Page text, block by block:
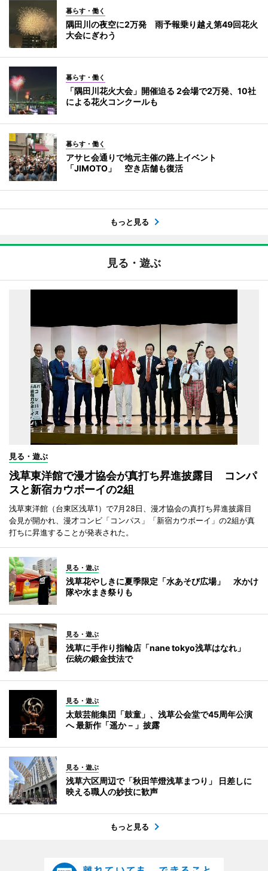
暮らす・働く
隅田川の夜空に2万発 雨予報乗り越え第49回花火
大会にぎわう
暮らす・働く
「隅田川花火大会」開催迫る 2会場で2万発、10社
による花火コンクールも
暮らす・働く
アサヒ会通りで地元主催の路上イベント
「JIMOTO」 空き店舗も復活
もっと見る
見る・遊ぶ
見る・遊ぶ
浅草東洋館で漫才協会が真打ち昇進披露目 コンパ
スと新宿カウボーイの2組
浅草東洋館（台東区浅草1）で7月28日、漫才協会の真打ち昇進披露目
会見が開かれ、漫才コンビ「コンパス」「新宿カウボーイ」の2組が真
打ちに昇進することが発表された。
見る・遊ぶ
浅草花やしきに夏季限定「水あそび広場」 水かけ
隊や水まき祭りも
見る・遊ぶ
浅草に手作り指輪店「nane tokyo浅草はなれ」
伝統の鍛金技法で
見る・遊ぶ
太鼓芸能集団「鼓童」、浅草公会堂で45周年公演
へ 最新作「遥か－」披露
見る・遊ぶ
浅草六区周辺で「秋田竿燈浅草まつり」 日差しに
映える職人の妙技に歓声
もっと見る